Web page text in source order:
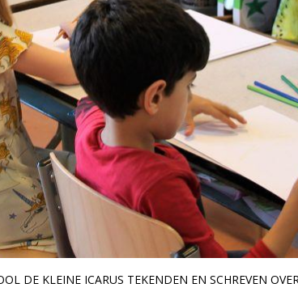
DE KLEINE ICARUS TEKENDEN EN SCHREVEN